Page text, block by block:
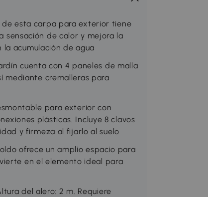
de esta carpa para exterior tiene
sensación de calor y mejora la
acumulación de agua
cuenta con 4 paneles de malla
mediante cremalleras para
para exterior con
plásticas. Incluye 8 clavos
y firmeza al fijarlo al suelo
ofrece un amplio espacio para
en el elemento ideal para
del alero: 2 m. Requiere